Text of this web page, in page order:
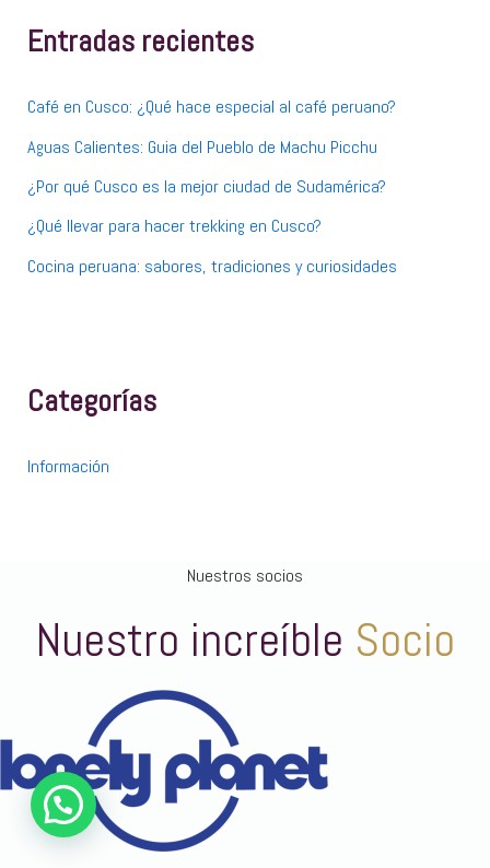
p
o
:
Entradas recientes
Café en Cusco: ¿Qué hace especial al café peruano?
Aguas Calientes: Guia del Pueblo de Machu Picchu
¿Por qué Cusco es la mejor ciudad de Sudamérica?
¿Qué llevar para hacer trekking en Cusco?
Cocina peruana: sabores, tradiciones y curiosidades
Categorías
Información
Nuestros socios
Nuestro increíble Socio